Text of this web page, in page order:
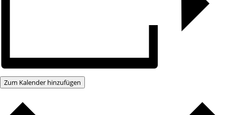
Zum Kalender hinzufügen